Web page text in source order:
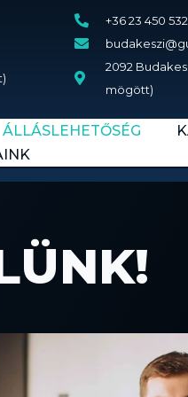
+36 23 450 532
2092
mögött)
ÁLLÁSLEHETŐSÉG